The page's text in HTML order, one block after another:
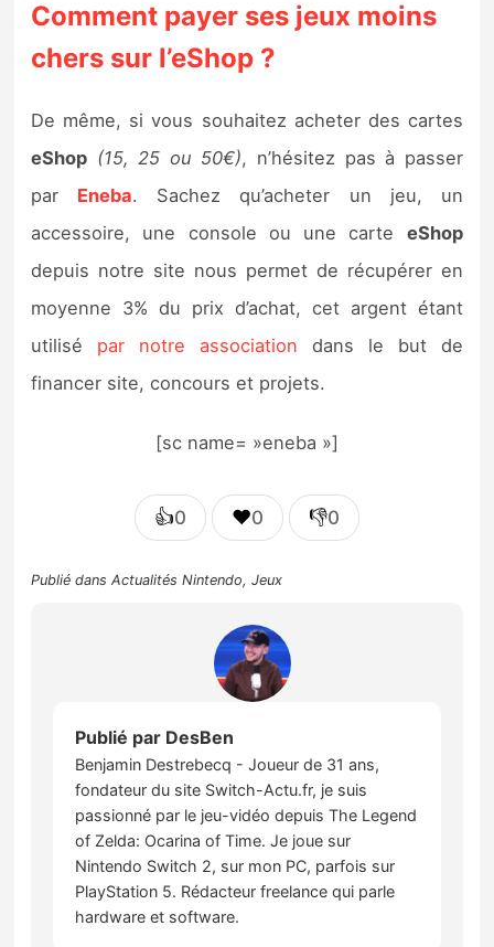
Comment payer ses jeux moins
chers sur l’eShop ?
De même, si vous souhaitez acheter des cartes
eShop (15, 25 ou 50€), n’hésitez pas à passer
par Eneba. Sachez qu’acheter un jeu, un
accessoire, une console ou une carte eShop
depuis notre site nous permet de récupérer en
moyenne 3% du prix d’achat, cet argent étant
utilisé par notre association dans le but de
financer site, concours et projets.
[sc name= »eneba »]
👍0 ❤️0 👎0
Publié dansActualités Nintendo,Jeux
Publié par DesBen
Benjamin Destrebecq - Joueur de 31 ans,
fondateur du site Switch-Actu.fr, je suis
passionné par le jeu-vidéo depuis The Legend
of Zelda: Ocarina of Time. Je joue sur
Nintendo Switch 2, sur mon PC, parfois sur
PlayStation 5. Rédacteur freelance qui parle
hardware et software.